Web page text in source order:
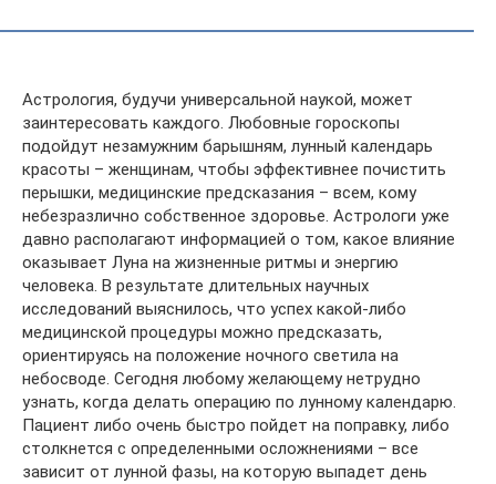
Астрология, будучи универсальной наукой, может
заинтересовать каждого. Любовные гороскопы
подойдут незамужним барышням, лунный календарь
красоты – женщинам, чтобы эффективнее почистить
перышки, медицинские предсказания – всем, кому
небезразлично собственное здоровье. Астрологи уже
давно располагают информацией о том, какое влияние
оказывает Луна на жизненные ритмы и энергию
человека. В результате длительных научных
исследований выяснилось, что успех какой-либо
медицинской процедуры можно предсказать,
ориентируясь на положение ночного светила на
небосводе. Сегодня любому желающему нетрудно
узнать, когда делать операцию по лунному календарю.
Пациент либо очень быстро пойдет на поправку, либо
столкнется с определенными осложнениями – все
зависит от лунной фазы, на которую выпадет день